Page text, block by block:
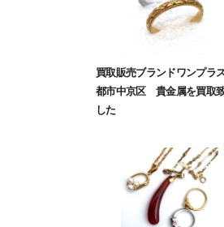
買取販売ブランドワンプ
都市中京区 貴金属を買取
した